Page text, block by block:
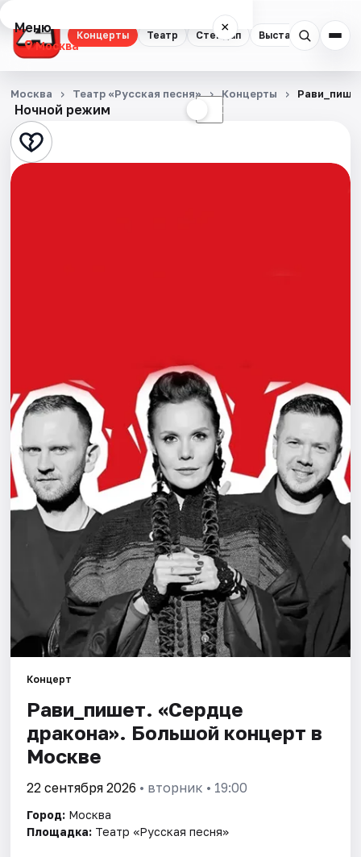
Концерты Театр Стендап Выставки
Меню ×
Москва
Концерты
Театр
Стендап
Города
Площадки
Артисты
Рейтинги
Ночной режим ☾
Москва Театр «Русская песня» Концерты
Концерт
Рави_пишет. «Сердце
дракона». Большой концерт в
Москве
22 сентября 2026 • вторник • 19:00
Город: Москва
Площадка: Театр «Русская песня»